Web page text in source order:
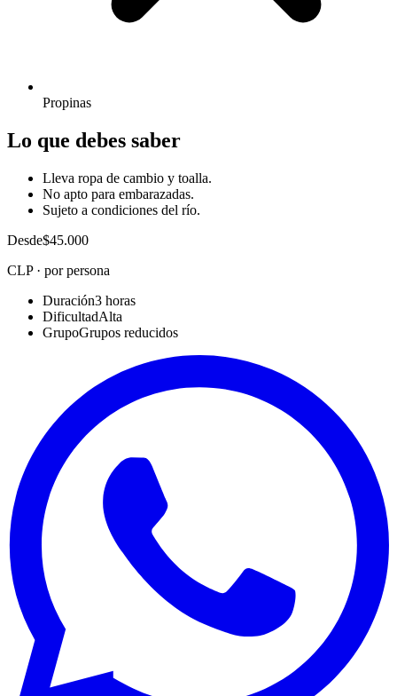
Propinas
Lo que debes saber
Lleva ropa de cambio y toalla.
No apto para embarazadas.
Sujeto a condiciones del río.
Desde$45.000
CLP · por persona
Duración3 horas
DificultadAlta
GrupoGrupos reducidos